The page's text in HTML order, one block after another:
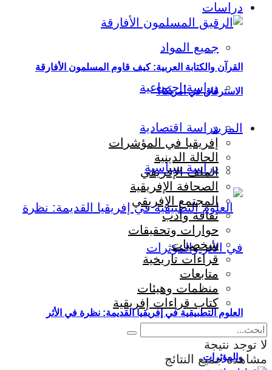
دراسات
جميع المواد
دراسة اجتماعية
دراسة اقتصادية
دراسة سياسية
العلوم التطبيقية في إفريقيا القديمة: نظرة في الأثر
والمؤثرات
القرآن والكتابة العربية: كيف قاوم المسلمون الأفارقة
الاسترقاق في أمريكا؟
المزيد
إفريقيا في المؤشرات
الحالة الدينية
الملف الإفريقي
الصحافة الإفريقية
المجتمع الإفريقي
ثقافة وأدب
حوارات وتحقيقات
شخصيات
قراءات تاريخية
متابعات
منظمات وهيئات
كتاب قراءات إفريقية
لا توجد نتيجة
مشاهدة جميع النتائج